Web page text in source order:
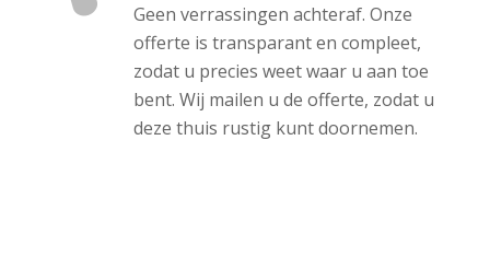
Geen verrassingen achteraf. Onze
offerte is transparant en compleet,
zodat u precies weet waar u aan toe
bent. Wij mailen u de offerte, zodat u
deze thuis rustig kunt doornemen.